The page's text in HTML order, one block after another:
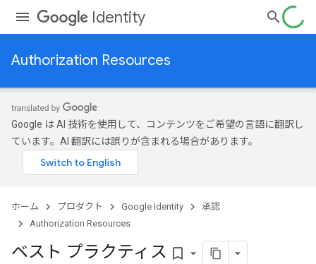
Identity
Authorization Resources
Google は AI 技術を使用して、コンテンツをご希望の言語に翻訳し
ています。AI 翻訳には誤りが含まれる場合があります。
ホーム プロダクト Google Identity
承認
Authorization Resources
ベスト プラクティス bookmark_border